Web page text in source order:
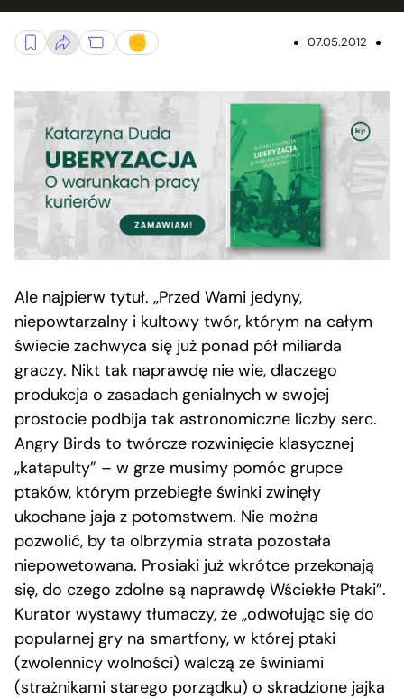
07.05.2012
Ale najpierw tytuł. „Przed Wami jedyny,
niepowtarzalny i kultowy twór, którym na całym
świecie zachwyca się już ponad pół miliarda
graczy. Nikt tak naprawdę nie wie, dlaczego
produkcja o zasadach genialnych w swojej
prostocie podbija tak astronomiczne liczby serc.
Angry Birds to twórcze rozwinięcie klasycznej
„katapulty” – w grze musimy pomóc grupce
ptaków, którym przebiegłe świnki zwinęły
ukochane jaja z potomstwem. Nie można
pozwolić, by ta olbrzymia strata pozostała
niepowetowana. Prosiaki już wkrótce przekonają
się, do czego zdolne są naprawdę Wściekłe Ptaki”.
Kurator wystawy tłumaczy, że „odwołując się do
popularnej gry na smartfony, w której ptaki
(zwolennicy wolności) walczą ze świniami
(strażnikami starego porządku) o skradzione jajka